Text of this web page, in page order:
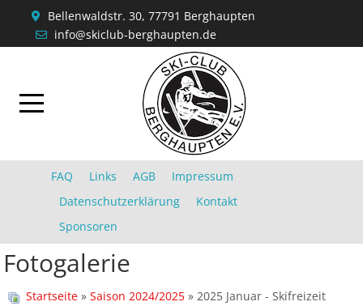
Bellenwaldstr. 30, 77791 Berghaupten
info@skiclub-berghaupten.de
FAQ Links AGB
Impressum
Datenschutzerklärung
Kontakt
Sponsoren
Fotogalerie
Startseite »Saison 2024/2025 » 2025 Januar - Skifreizeit